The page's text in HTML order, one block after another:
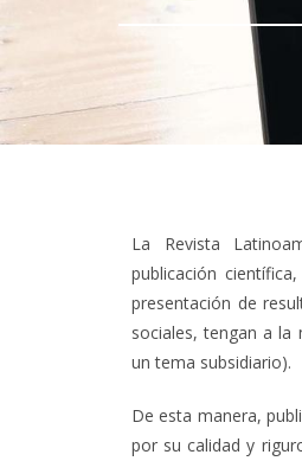
La Revista
publicación
presentación de
sociales, tengan a
un tema subsidiario).
De esta manera,
por su calidad y